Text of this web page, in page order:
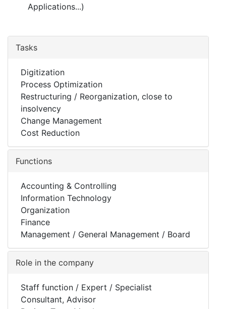
Applications...)
Tasks
Digitization
Process Optimization
Restructuring / Reorganization, close to
insolvency
Change Management
Cost Reduction
Functions
Accounting & Controlling
Information Technology
Organization
Finance
Management / General Management / Board
Role in the company
Staff function / Expert / Specialist
Consultant, Advisor